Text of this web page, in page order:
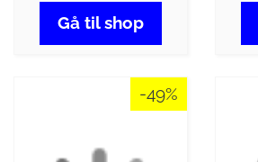
Gå til shop
-49%